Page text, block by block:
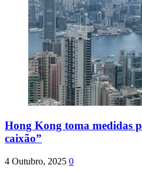
Hong Kong toma medidas
caixão”
4 Outubro, 2025 0